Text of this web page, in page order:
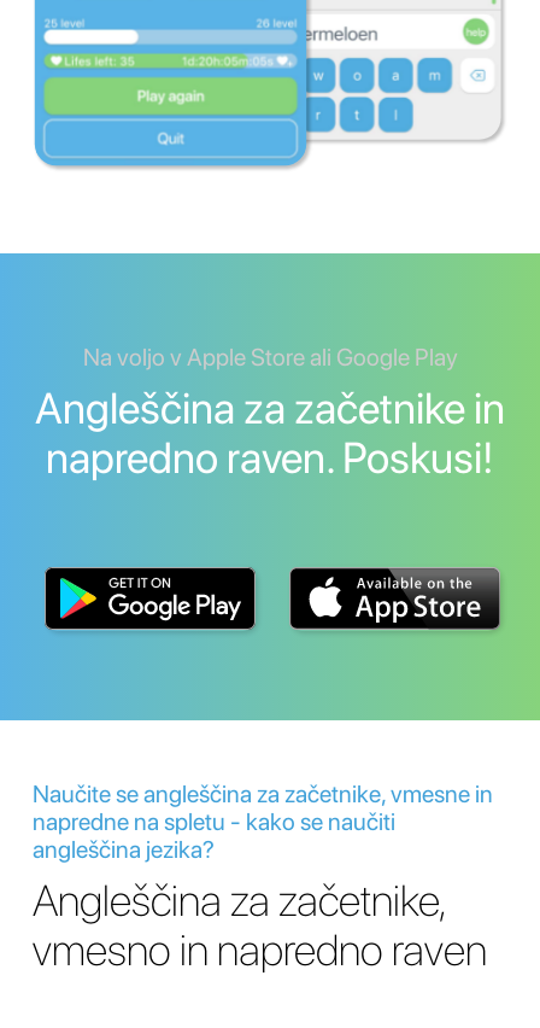
Na voljo v Apple Store ali Google Play
Angleščina za začetnike in
napredno raven. Poskusi!
Naučite se angleščina za začetnike, vmesne in
napredne na spletu - kako se naučiti
angleščina jezika?
Angleščina za začetnike,
vmesno in napredno raven